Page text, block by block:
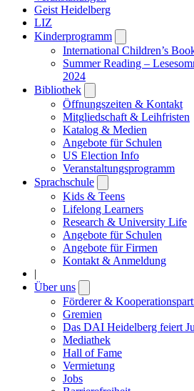
Geist Heidelberg
LIZ
Kinderprogramm
submenu
International Children’s
Summer Reading –
2024
Bibliothek
submenu
Öffnungszeiten & Kontakt
Mitgliedschaft & Leihfristen
Katalog & Medien
Angebote für Schulen
US Election Info
Veranstaltungsprogramm
Sprachschule
submenu
Kids & Teens
Lifelong Learners
Research & University Life
Angebote für Schulen
Angebote für Firmen
Kontakt & Anmeldung
|
Über uns
submenu
Förderer &
Gremien
Das DAI Heidelberg feiert
Mediathek
Hall of Fame
Vermietung
Jobs